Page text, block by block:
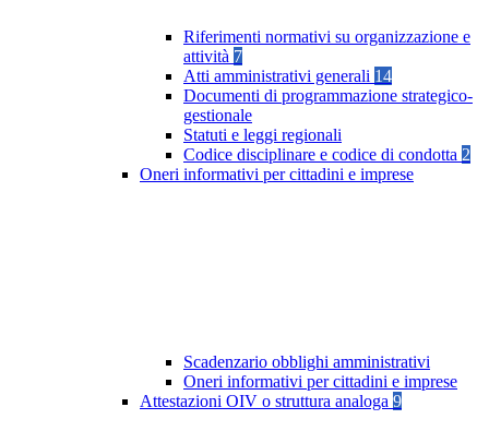
Riferimenti normativi su organizzazione e
attività 7
Atti amministrativi generali 14
Documenti di programmazione strategico-
gestionale
Statuti e leggi regionali
Codice disciplinare e codice di condotta 2
Oneri informativi per cittadini e imprese
Scadenzario obblighi amministrativi
Oneri informativi per cittadini e imprese
Attestazioni OIV o struttura analoga 9